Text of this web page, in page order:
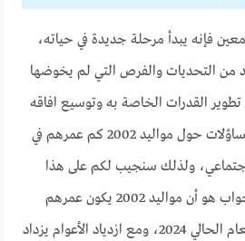
فإنه يبدأ مرحلة جديدة في حياته،
من التحديات والفرص التي لم يخوضها
القدرات الخاصة به وتوسيع افاقه
وبناء شخصيته، وكثرت التساؤلات حول مواليد 2002 كم عمرهم في
ولذلك سنجيب لكم على هذا
السؤال بشكل مباشر، والجواب هو أن مواليد 2002 يكون عمرهم
الحالي 22 عام، وذلك في العام الحالي 2024، ومع ازدياد الأعوام يزداد